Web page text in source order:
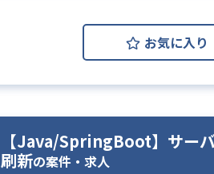
お気に入り
【Java/SpringBoot】サー
刷新の案件・求人